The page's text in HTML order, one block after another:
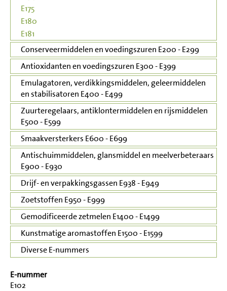
E175
E180
E181
Conserveermiddelen en voedingszuren E200 - E299
Antioxidanten en voedingszuren E300 - E399
Emulagatoren, verdikkingsmiddelen, geleermiddelen
en stabilisatoren E400 - E499
Zuurteregelaars, antiklontermiddelen en rijsmiddelen
E500 - E599
Smaakversterkers E600 - E699
Antischuimmiddelen, glansmiddel en meelverbeteraars
E900 - E930
Drijf- en verpakkingsgassen E938 - E949
Zoetstoffen E950 - E999
Gemodificeerde zetmelen E1400 - E1499
Kunstmatige aromastoffen E1500 - E1599
Diverse E-nummers
E-nummer
E102